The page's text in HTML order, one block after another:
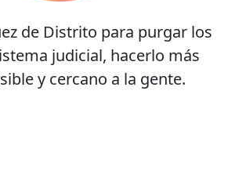
de Distrito para purgar los
judicial, hacerlo más
y cercano a la gente.